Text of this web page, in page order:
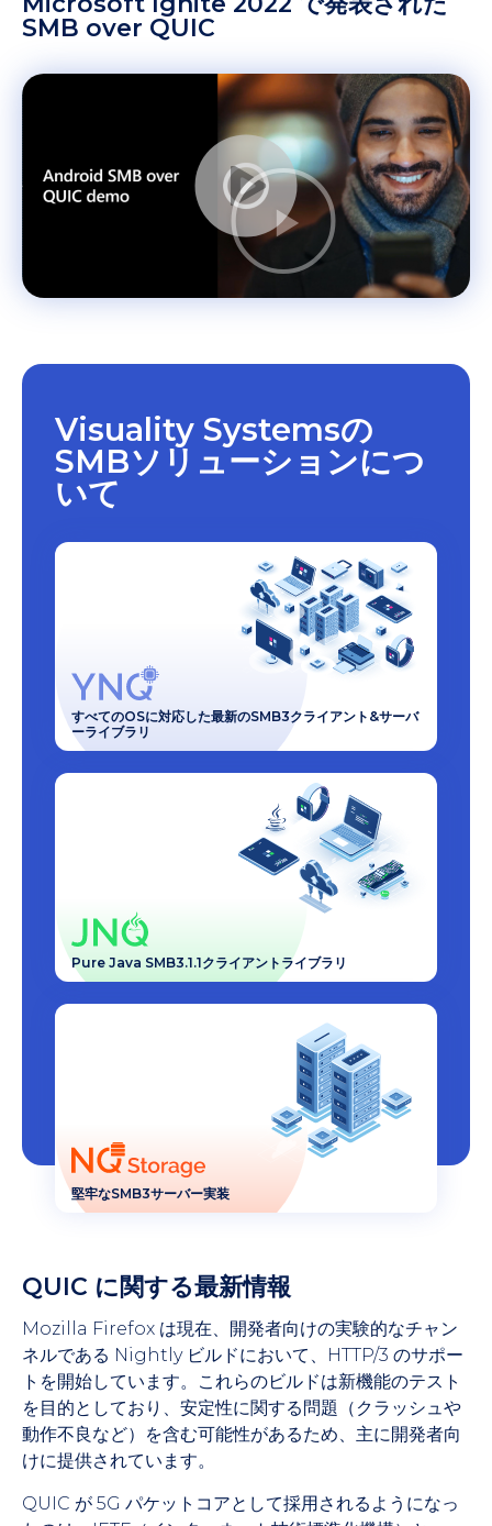
SMB over QUIC
Visuality Systemsの
SMBソリューションにつ
いて
すべてのOSに対応した最新のSMB3クライアント&サーバ
ーライブラリ
Pure Java SMB3.1.1クライアントライブラリ
堅牢なSMB3サーバー実装
QUIC に関する最新情報
Mozilla Firefox は現在、開発者向けの実験的なチャン
ネルである Nightly ビルドにおいて、HTTP/3 のサポー
トを開始しています。これらのビルドは新機能のテスト
を目的としており、安定性に関する問題（クラッシュや
動作不良など）を含む可能性があるため、主に開発者向
けに提供されています。
QUIC が 5G パケットコアとして採用されるようになっ